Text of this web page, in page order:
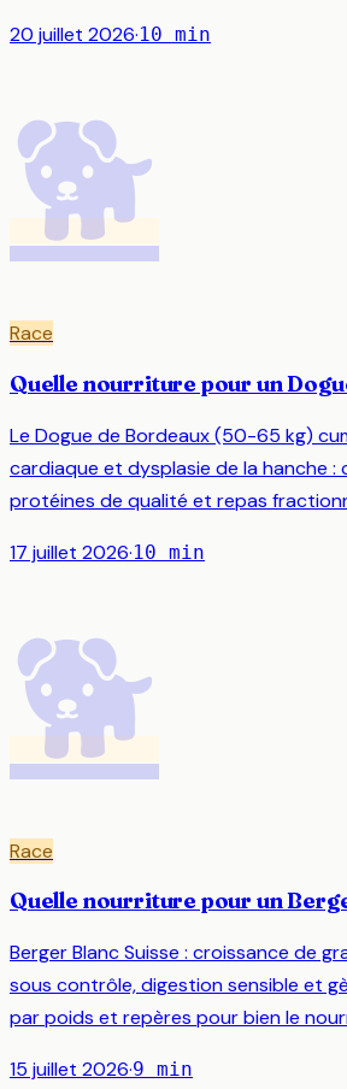
20 juillet 2026·10 min
🐕
Race
Quelle nourriture pour un
Le Dogue de Bordeaux (50-65 kg)
cardiaque et dysplasie de la hanche :
protéines de qualité et repas
17 juillet 2026·10 min
🐕
Race
Quelle nourriture pour un
Berger Blanc Suisse : croissance de
sous contrôle, digestion sensible et
par poids et repères pour bien le
15 juillet 2026·9 min